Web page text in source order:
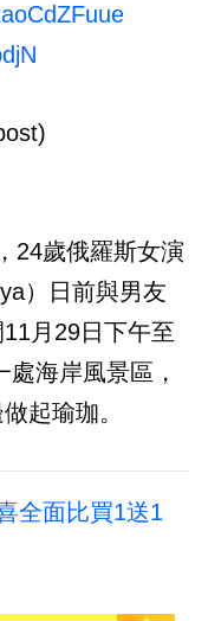
24歲俄羅斯女演
）日前與男友
月29日下午至
海岸風景區，
起瑜珈。
全面比買1送1